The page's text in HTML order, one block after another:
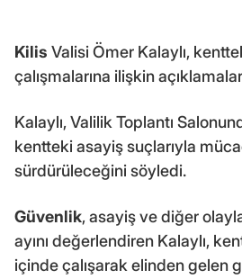
Kilis Valisi Ömer Kalaylı,
çalışmalarına ilişkin
Kalaylı, Valilik Toplantı
kentteki asayiş suçlarıyla
sürdürüleceğini söyledi.
Güvenlik, asayiş ve diğer
ayını değerlendiren Kalaylı,
içinde çalışarak elinden gelen